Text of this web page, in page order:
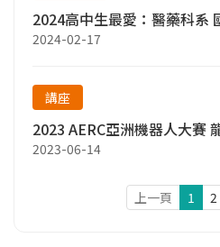
2024高中生最愛：醫藥科系
2024-02-17
講座
2023 AERC亞洲機器人大賽
2023-06-14
上一頁 1 2